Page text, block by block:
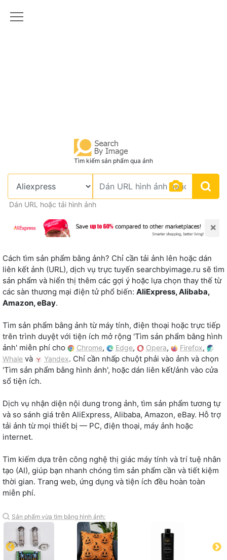
Tìm kiếm sản phẩm qua ảnh
Dán URL hoặc tải hình ảnh
×
Cách tìm sản phẩm bằng ảnh? Chỉ cần tải ảnh lên hoặc dán
liên kết ảnh (URL), dịch vụ trực tuyến searchbyimage.ru sẽ tìm
sản phẩm và hiển thị thêm các gợi ý hoặc lựa chọn thay thế từ
các sàn thương mại điện tử phổ biến: AliExpress, Alibaba,
Amazon, eBay.
Tìm sản phẩm bằng ảnh từ máy tính, điện thoại hoặc trực tiếp
trên trình duyệt với tiện ích mở rộng 'Tìm sản phẩm bằng hình
ảnh' miễn phí cho
Chrome, Edge, Opera, Firefox,
Whale và Yandex. Chỉ cần nhấp chuột phải vào ảnh và chọn
'Tìm sản phẩm bằng hình ảnh', hoặc dán liên kết/ảnh vào cửa
sổ tiện ích.
Dịch vụ nhận diện nội dung trong ảnh, tìm sản phẩm tương tự
và so sánh giá trên AliExpress, Alibaba, Amazon, eBay. Hỗ trợ
tải ảnh từ mọi thiết bị — PC, điện thoại, máy ảnh hoặc
internet.
Tìm kiếm dựa trên công nghệ thị giác máy tính và trí tuệ nhân
tạo (AI), giúp bạn nhanh chóng tìm sản phẩm cần và tiết kiệm
thời gian. Trang web, ứng dụng và tiện ích đều hoàn toàn
miễn phí.
Sản phẩm vừa tìm bằng hình ảnh: